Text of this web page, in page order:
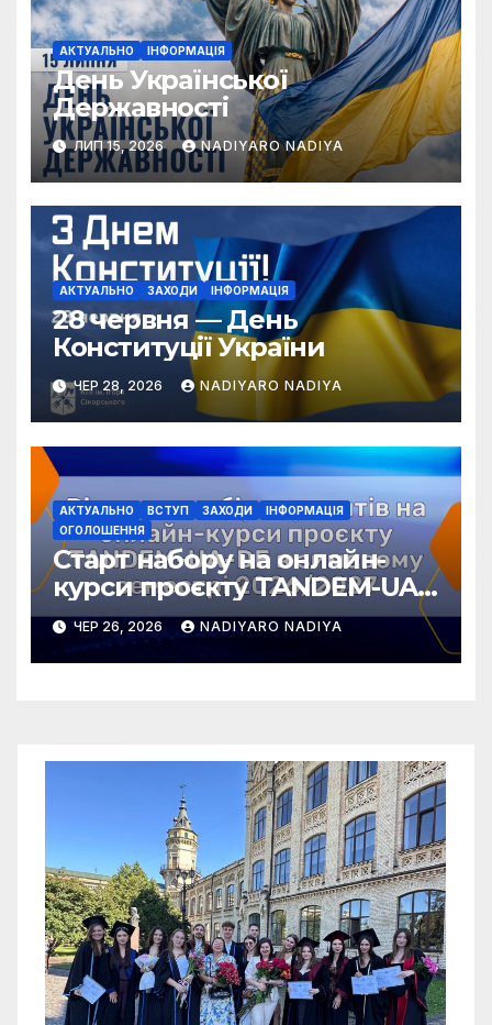
АКТУАЛЬНО ІНФОРМАЦІЯ
День Української
Державності
ЛИП 15, 2026 NADIYARO NADIYA
АКТУАЛЬНО ЗАХОДИ ІНФОРМАЦІЯ
28 червня — День
Конституції України
ЧЕР 28, 2026 NADIYARO NADIYA
АКТУАЛЬНО ВСТУП ЗАХОДИ
ІНФОРМАЦІЯ
ОГОЛОШЕННЯ
Старт набору на онлайн-
курси проєкту TANDEM-UA-
DE у зимовому семестрі
2026/2027!
ЧЕР 26, 2026 NADIYARO NADIYA